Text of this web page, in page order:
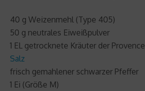
40 g Weizenmehl (Type 405)
50 g neutrales Eiweißpulver
1 EL getrocknete Kräuter der Provence
Salz
frisch gemahlener schwarzer Pfeffer
1 Ei (Größe M)